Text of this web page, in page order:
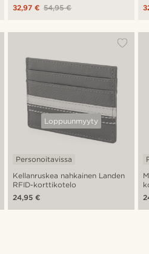
54,95 €
32,97 €
Loppuunmyyty
Kellanruskea nahkainen Landen
RFID-korttikotelo
Personoitavissa
24,95 €